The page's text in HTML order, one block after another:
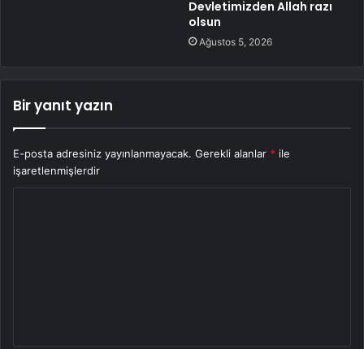
Devletimizden Allah razı
olsun
Ağustos 5, 2026
Bir yanıt yazın
E-posta adresiniz yayınlanmayacak. Gerekli alanlar * ile
işaretlenmişlerdir